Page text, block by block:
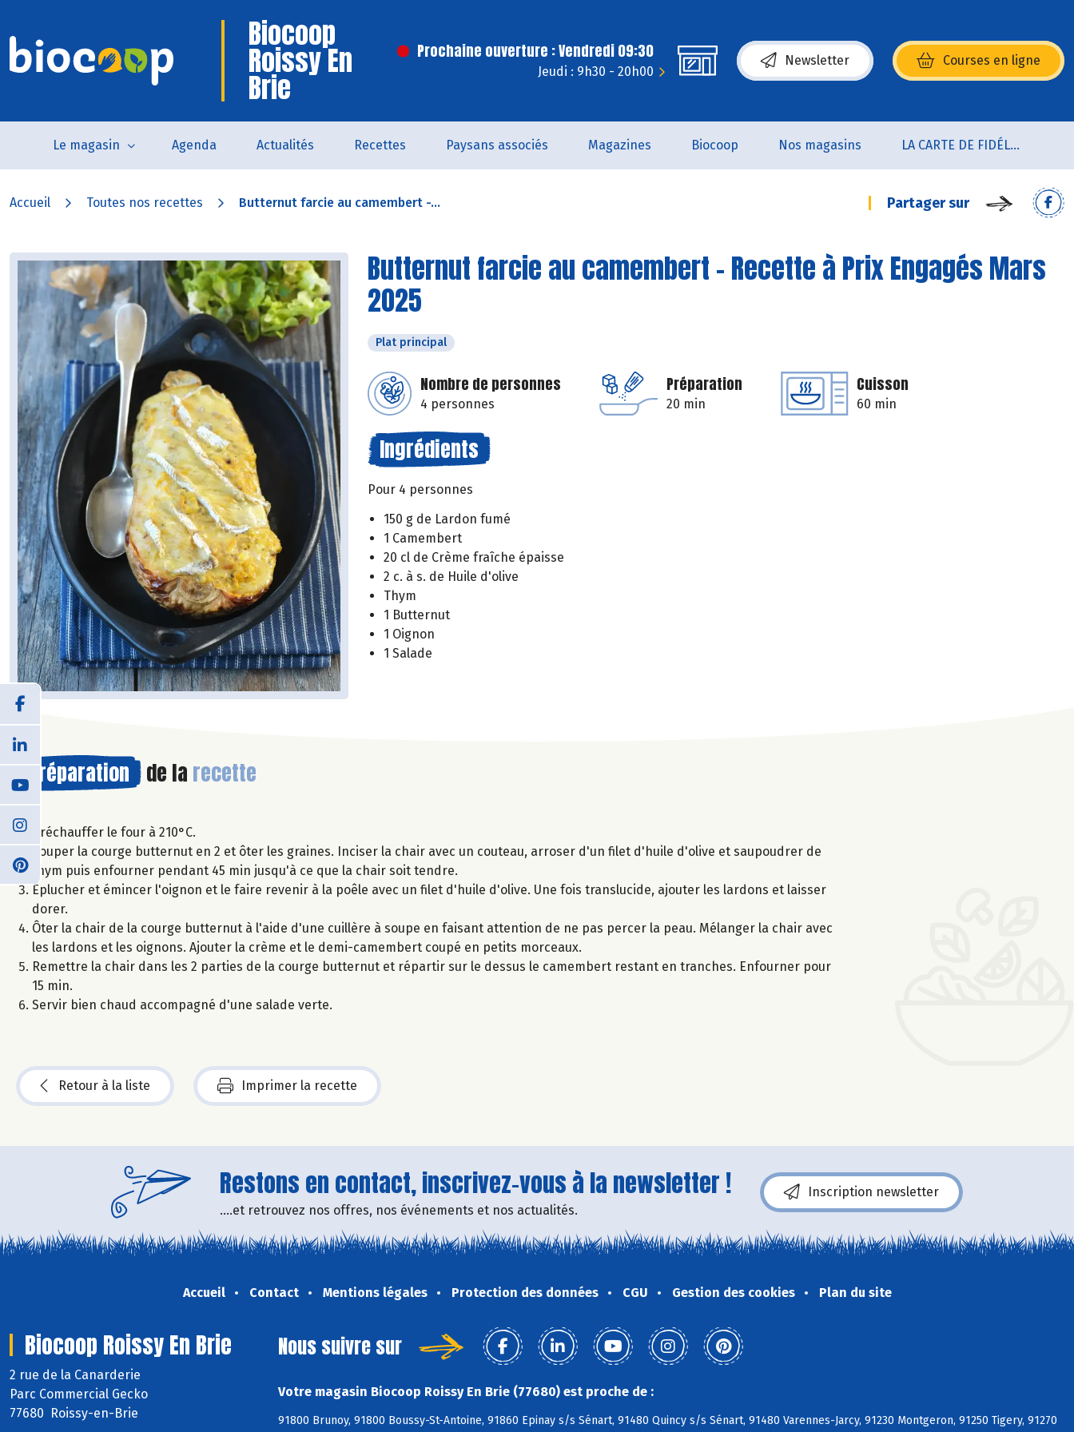
Biocoop
Roissy En
Brie
Prochaine ouverture : Vendredi 09:30
Jeudi : 9h30 - 20h00
Newsletter Courses en ligne
(s’ouvre dans une nouvelle fenêtre)
Le magasin Agenda Actualités Recettes Paysans associés Magazines Biocoop Nos magasins LA CARTE DE FIDÉLITÉ
Accueil Toutes nos recettes Butternut farcie au camembert -... Partager sur
Butternut farcie au camembert - Recette à Prix Engagés Mars
2025
Plat principal
Nombre de personnes
4 personnes
Préparation
20 min
Cuisson
60 min
Ingrédients
Pour 4 personnes
150 g de Lardon fumé
1 Camembert
20 cl de Crème fraîche épaisse
2 c. à s. de Huile d'olive
Thym
1 Butternut
1 Oignon
1 Salade
Préparation de la recette
Préchauffer le four à 210°C.
Couper la courge butternut en 2 et ôter les graines. Inciser la chair avec un couteau, arroser d'un filet d'huile d'olive et saupoudrer de
thym puis enfourner pendant 45 min jusqu'à ce que la chair soit tendre.
Éplucher et émincer l'oignon et le faire revenir à la poêle avec un filet d'huile d'olive. Une fois translucide, ajouter les lardons et laisser
dorer.
Ôter la chair de la courge butternut à l'aide d'une cuillère à soupe en faisant attention de ne pas percer la peau. Mélanger la chair avec
les lardons et les oignons. Ajouter la crème et le demi-camembert coupé en petits morceaux.
Remettre la chair dans les 2 parties de la courge butternut et répartir sur le dessus le camembert restant en tranches. Enfourner pour
15 min.
Servir bien chaud accompagné d'une salade verte.
Retour à la liste Imprimer la recette
Restons en contact, inscrivez-vous à la newsletter !
....et retrouvez nos offres, nos événements et nos actualités.
Inscription newsletter
Accueil Contact Mentions légales Protection des données CGU Gestion des cookies Plan du site
Biocoop Roissy En Brie
2 rue de la Canarderie
Parc Commercial Gecko
77680 Roissy-en-Brie
Nous suivre sur
Votre magasin Biocoop Roissy En Brie (77680) est proche de :
91800 Brunoy, 91800 Boussy-St-Antoine, 91860 Epinay s/s Sénart, 91480 Quincy s/s Sénart, 91480 Varennes-Jarcy, 91230 Montgeron, 91250 Tigery, 91270